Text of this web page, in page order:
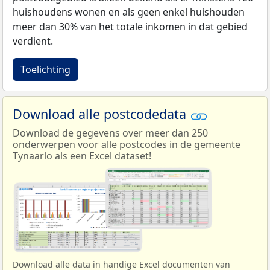
huishoudens wonen en als geen enkel huishouden
meer dan 30% van het totale inkomen in dat gebied
verdient.
Toelichting
Download alle postcodedata
Download de gegevens over meer dan 250
onderwerpen voor alle postcodes in de gemeente
Tynaarlo als een Excel dataset!
Download alle data in handige Excel documenten van